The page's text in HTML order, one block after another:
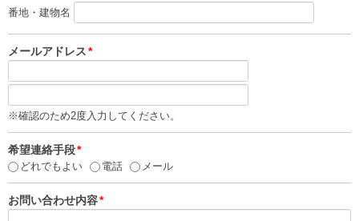
番地・建物名
メールアドレス*
※確認のため2度入力してください。
希望連絡手段*
どれでもよい 電話 メール
お問い合わせ内容*